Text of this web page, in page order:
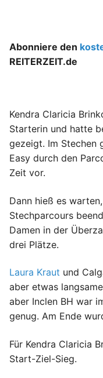
Abonniere den
REITERZEIT.de
Kendra Claricia
Starterin und hatte
gezeigt. Im Stechen
Easy durch den
Zeit vor.
Dann hieß es
Stechparcours
Damen in der
drei Plätze.
Laura Kraut und
aber etwas
aber Inclen BH war
genug. Am Ende
Für Kendra Claricia
Start-Ziel-Sieg.